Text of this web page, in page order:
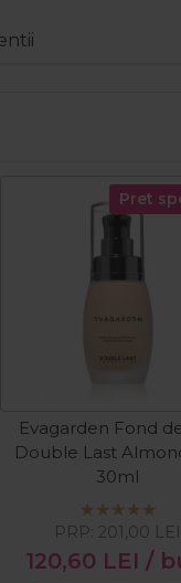
Pret
Evagarden Fond
Double Last
30ml
120,60 LEI /
PRP: 201,00 LEI